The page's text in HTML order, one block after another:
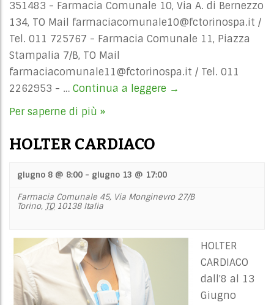
351483 - Farmacia Comunale 10, Via A. di Bernezzo
134, TO Mail farmaciacomunale10@fctorinospa.it /
Tel. 011 725767 - Farmacia Comunale 11, Piazza
Stampalia 7/B, TO Mail
farmaciacomunale11@fctorinospa.it / Tel. 011
2262953 - … Continua a leggere →
Per saperne di più »
HOLTER CARDIACO
giugno 8 @ 8:00 - giugno 13 @ 17:00
Farmacia Comunale 45, Via Monginevro 27/B
Torino, TO 10138 Italia
HOLTER
CARDIACO
dall'8 al 13
Giugno